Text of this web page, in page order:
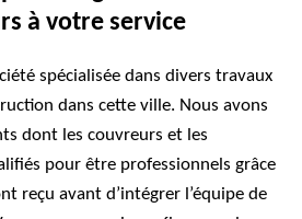
à votre service
spécialisée dans divers travaux
dans cette ville. Nous avons
dont les couvreurs et les
pour être professionnels grâce
reçu avant d’intégrer l’équipe de